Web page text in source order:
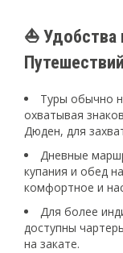
⛵
Путешествий
Туры обычно
охватывая
Дюден, для
Дневные
купания и обед
комфортное и
Для более
доступны
на закате.